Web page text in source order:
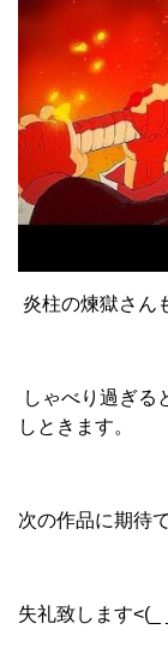
炎柱の煉獄さん
しゃべり過ぎる
しときます。
次の作品に期待
失礼致します<(_